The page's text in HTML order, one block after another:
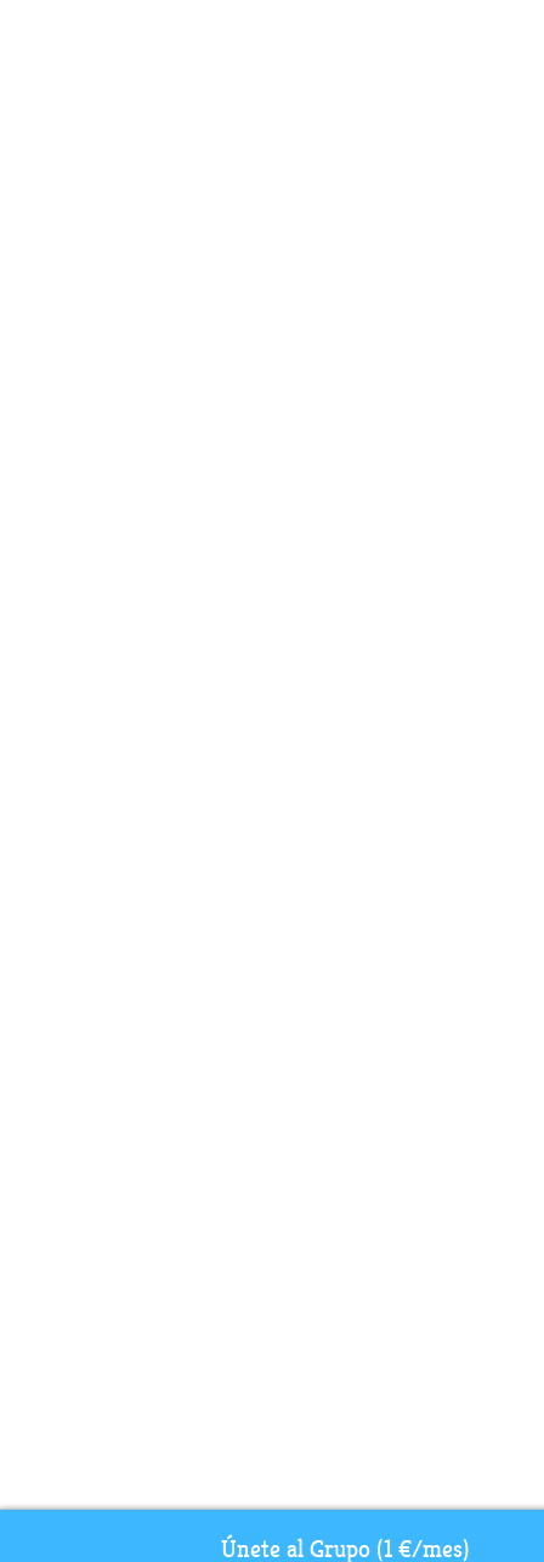
Únete al Grupo (1 €/mes)